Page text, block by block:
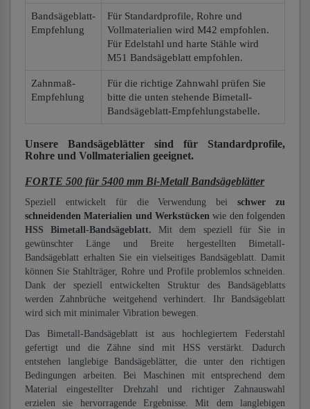
Bandsägeblatt-
Empfehlung
Für Standardprofile, Rohre und
Vollmaterialien wird M42 empfohlen.
Für Edelstahl und harte Stähle wird
M51 Bandsägeblatt empfohlen.
Zahnmaß-
Empfehlung
Für die richtige Zahnwahl prüfen Sie
bitte die unten stehende Bimetall-
Bandsägeblatt-Empfehlungstabelle.
Unsere Bandsägeblätter sind für Standardprofile,
Rohre und Vollmaterialien geeignet.
FORTE 500 für 5400 mm Bi-Metall Bandsägeblätter
Speziell entwickelt für die Verwendung beischwer zu
schneidenden Materialien und Werkstücken wie den folgenden
HSS Bimetall-Bandsägeblatt. Mit dem speziell für Sie in
gewünschter Länge und Breite hergestellten Bimetall-
Bandsägeblatt erhalten Sie ein vielseitiges Bandsägeblatt. Damit
können Sie Stahlträger, Rohre und Profile problemlos schneiden.
Dank der speziell entwickelten Struktur des Bandsägeblatts
werden Zahnbrüche weitgehend verhindert. Ihr Bandsägeblatt
wird sich mit minimaler Vibration bewegen.
Das Bimetall-Bandsägeblatt ist aus hochlegiertem Federstahl
gefertigt und die Zähne sind mit HSS verstärkt. Dadurch
entstehen langlebige Bandsägeblätter, die unter den richtigen
Bedingungen arbeiten. Bei Maschinen mit entsprechend dem
Material eingestellter Drehzahl und richtiger Zahnauswahl
erzielen sie hervorragende Ergebnisse. Mit dem langlebigen